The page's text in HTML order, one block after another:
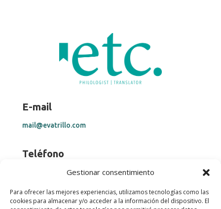
Gestionar consentimiento
Para ofrecer las mejores experiencias, utilizamos tecnologías como las
cookies para almacenar y/o acceder a la información del dispositivo. El
E-mail
mail@evatrillo.com
Teléfono
+34 669 28 25 34
Ayuda